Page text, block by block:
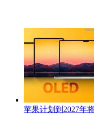
苹果计划到2027年